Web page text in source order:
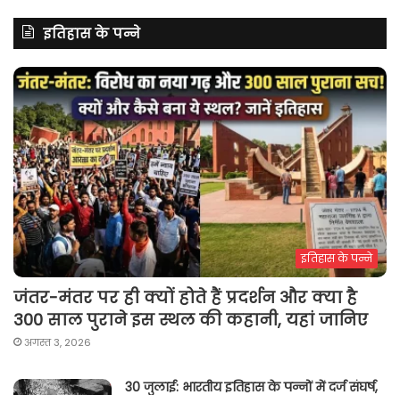
इतिहास के पन्ने
इतिहास के पन्ने
जंतर-मंतर पर ही क्यों होते हैं प्रदर्शन और क्या है
300 साल पुराने इस स्थल की कहानी, यहां जानिए
अगस्त 3, 2026
30 जुलाई: भारतीय इतिहास के पन्नों में दर्ज संघर्ष,